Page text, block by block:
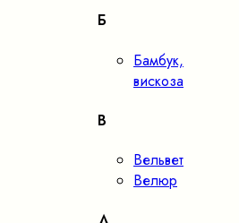
Б
Бамбук,
вискоза
В
Вельвет
Велюр